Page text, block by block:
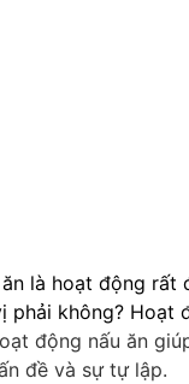
là hoạt động
không?
động nấu ăn
đề và sự tự lập.